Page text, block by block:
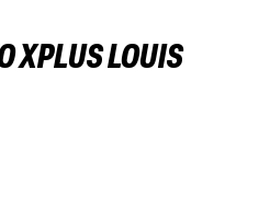
XPLUS LOUIS